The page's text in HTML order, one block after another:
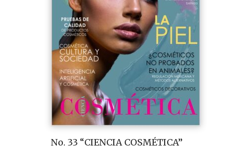
No. 33 “CIENCIA COSMÉTICA”